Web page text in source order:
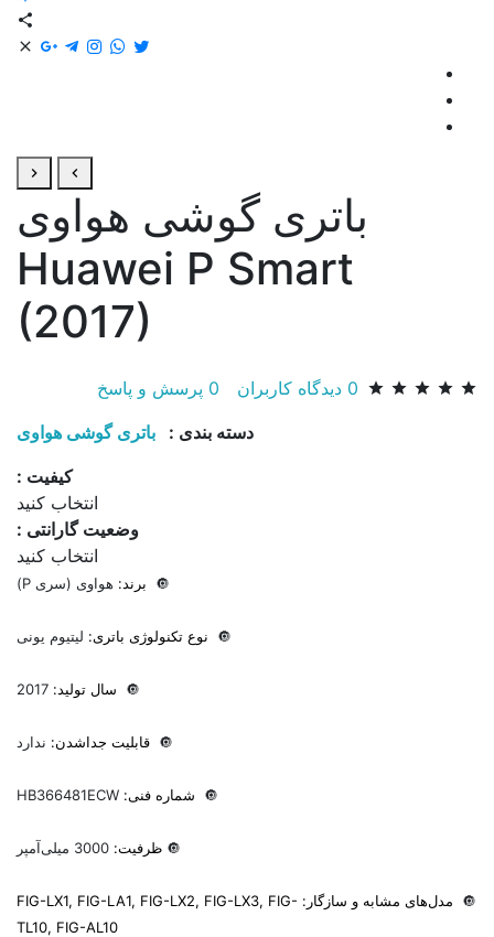
باتری گوشی هواوی
Huawei P Smart
(2017)
0 دیدگاه کاربران 0 پرسش و پاسخ
دسته بندی :
باتری گوشی هواوی
کیفیت :
انتخاب کنید
وضعیت گارانتی :
انتخاب کنید
🔘 برند: هواوی (سری P)
🔘 نوع تکنولوژی باتری: لیتیوم یونی
🔘 سال تولید:
🔘 قابلیت جداشدن: ندارد
🔘 شماره فنی:
🔘 ظرفیت:
🔘
مدل‌های مشابه و سازگار: FIG-LX1, FIG-LA1, FIG-LX2, FIG-LX3, FIG-
TL10, FIG-AL10